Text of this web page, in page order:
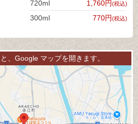
720ml 1,760円(税込)
300ml 770円(税込)
、Google マップを開きます。